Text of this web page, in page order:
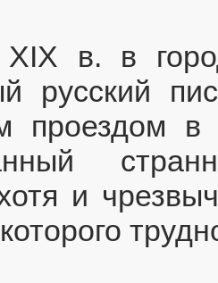
в. в
русский
проездом
и